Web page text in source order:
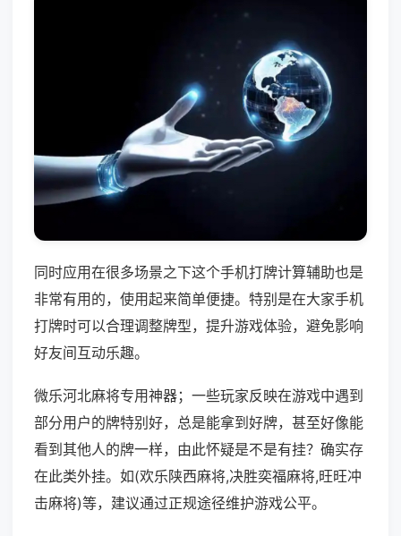
同时应用在很多场景之下这个手机打牌计算辅助也是
非常有用的，使用起来简单便捷。特别是在大家手机
打牌时可以合理调整牌型，提升游戏体验，避免影响
好友间互动乐趣。
微乐河北麻将专用神器；一些玩家反映在游戏中遇到
部分用户的牌特别好，总是能拿到好牌，甚至好像能
看到其他人的牌一样，由此怀疑是不是有挂？确实存
在此类外挂。如(欢乐陕西麻将,决胜奕福麻将,旺旺冲
击麻将)等，建议通过正规途径维护游戏公平。